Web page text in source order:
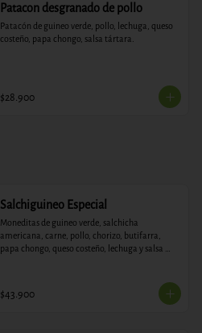
Patacon desgranado de pollo
Patacón de guineo verde, pollo, lechuga, queso
costeño, papa chongo, salsa tártara.
$28.900
Salchiguineo Especial
Moneditas de guineo verde, salchicha
americana, carne, pollo, chorizo, butifarra,
papa chongo, queso costeño, lechuga y salsa
$43.900